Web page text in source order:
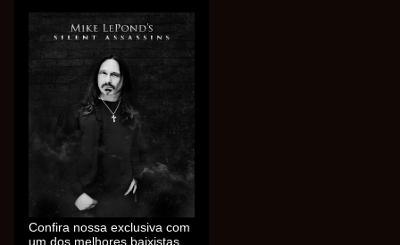
Confira nossa exclusiva com
um dos melhores baixistas